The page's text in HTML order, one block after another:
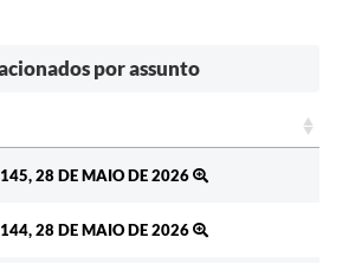
por assunto
28 DE MAIO DE 2026
28 DE MAIO DE 2026